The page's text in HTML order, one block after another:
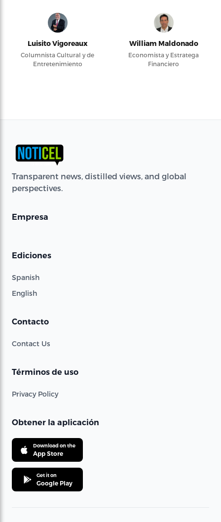
Luisito Vigoreaux
Columnista Cultural y de
Entretenimiento
William Maldonado
Economista y Estratega
Financiero
Transparent news, distilled views, and global
perspectives.
Empresa
Ediciones
Spanish
English
Contacto
Contact Us
Términos de uso
Privacy Policy
Obtener la aplicación
Download on the
App Store
Get it on
Google Play